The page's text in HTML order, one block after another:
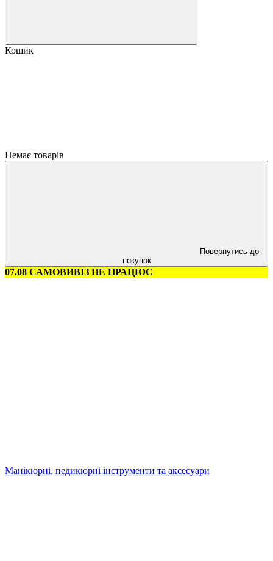
Кошик
Немає товарів
Повернутись до
покупок
07.08 САМОВИВІЗ НЕ ПРАЦЮЄ
Манікюрні, педикюрні інструменти та аксесуари